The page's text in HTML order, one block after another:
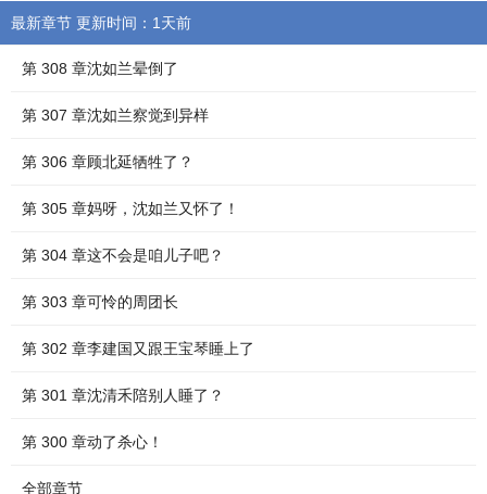
最新章节 更新时间：1天前
第 308 章沈如兰晕倒了
第 307 章沈如兰察觉到异样
第 306 章顾北延牺牲了？
第 305 章妈呀，沈如兰又怀了！
第 304 章这不会是咱儿子吧？
第 303 章可怜的周团长
第 302 章李建国又跟王宝琴睡上了
第 301 章沈清禾陪别人睡了？
第 300 章动了杀心！
全部章节